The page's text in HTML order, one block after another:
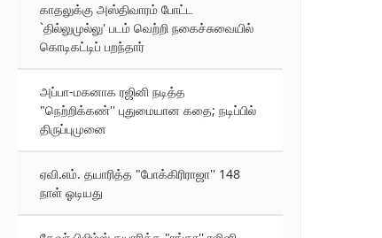
காதலுக்கு அஸ்திவாரம் போட்ட
`தில்லுமுல்லு' படம் வெற்றி நகைச்சுவையில்
கொடிகட்டிப் பறந்தார்
அப்பா-மகனாக ரஜினி நடித்த
"நெற்றிக்கண்'' புதுமையான கதை; நடிப்பில்
திருப்புமுனை
ஏவி.எம். தயாரித்த "போக்கிரிராஜா'' 148
நாள் ஓடியது